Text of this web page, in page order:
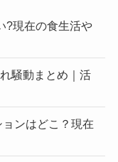
?現在の食生活や
騒動まとめ｜活
ョンはどこ？現在